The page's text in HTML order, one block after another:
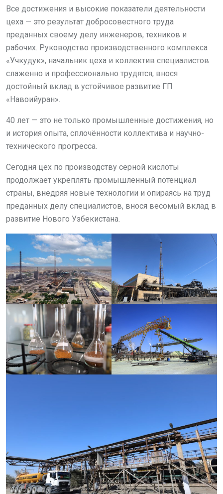
Все достижения и высокие показатели деятельности
цеха — это результат добросовестного труда
преданных своему делу инженеров, техников и
рабочих. Руководство производственного комплекса
«Учкудук», начальник цеха и коллектив специалистов
слаженно и профессионально трудятся, внося
достойный вклад в устойчивое развитие ГП
«Навоийуран».
40 лет — это не только промышленные достижения, но
и история опыта, сплочённости коллектива и научно-
технического прогресса.
Сегодня цех по производству серной кислоты
продолжает укреплять промышленный потенциал
страны, внедряя новые технологии и опираясь на труд
преданных делу специалистов, внося весомый вклад в
развитие Нового Узбекистана.